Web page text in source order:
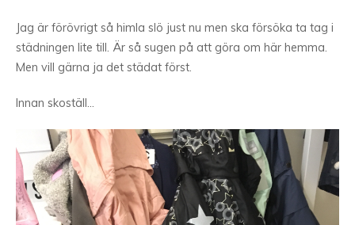
Jag är förövrigt så himla slö just nu men ska försöka ta tag i
städningen lite till. Är så sugen på att göra om här hemma.
Men vill gärna ja det städat först.
Innan skoställ…